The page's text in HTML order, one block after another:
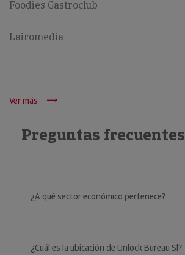
Foodies Gastroclub
Lairomedia
Ver más
Preguntas frecuentes
¿A qué sector económico pertenece?
¿Cuál es la ubicación de Unlock Bureau Sl?